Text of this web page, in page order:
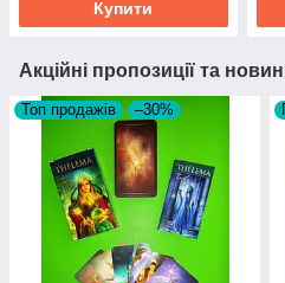
Купити
Акційні пропозиції та
Топ продажів –30%